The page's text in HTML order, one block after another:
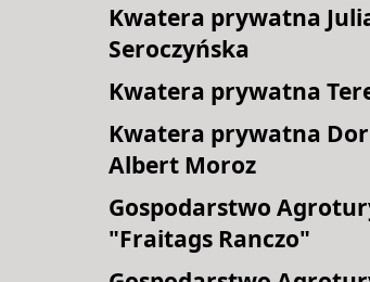
Kwatera prywatna
Seroczyńska
Kwatera prywatna
Kwatera prywatna
Albert Moroz
Gospodarstwo
"Fraitags Ranczo"